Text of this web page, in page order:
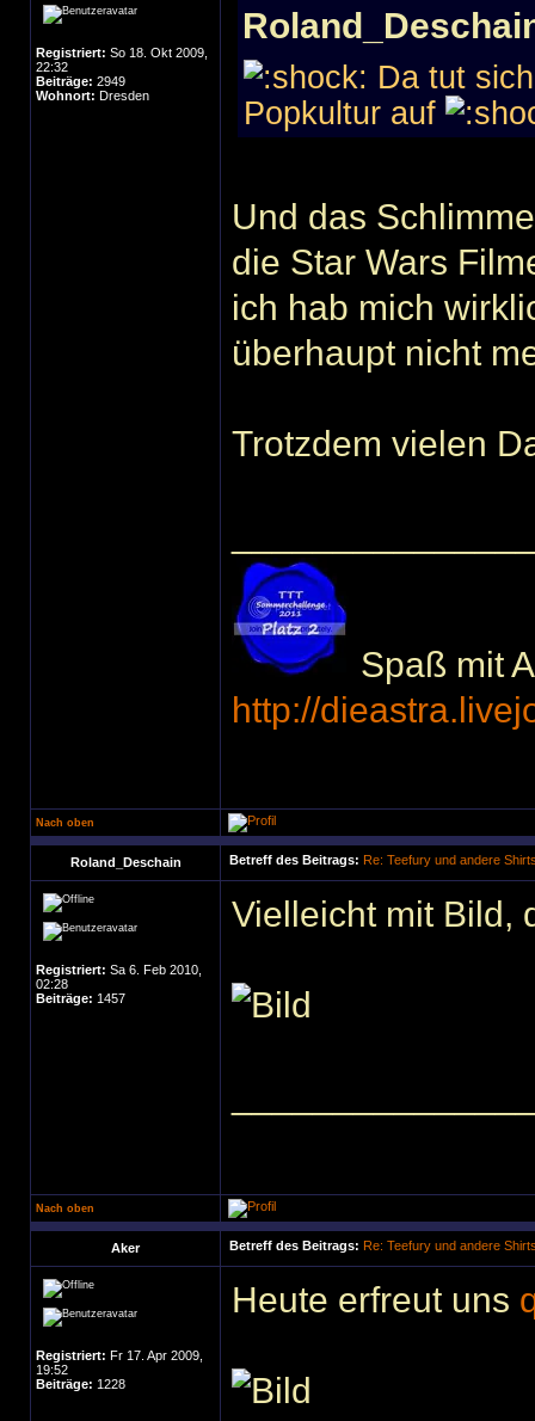
Registriert: So 18. Okt 2009,
22:32
Beiträge: 2949
Wohnort: Dresden
Da tut
Popkultur auf
Und das
die Star Wars
ich hab mich
überhaupt nicht
Trotzdem vielen
Spaß mit
http://
Nach oben
Roland_Deschain Betreff des Beitrags: Re: Teefury und andere
Registriert: Sa 6. Feb 2010,
02:28
Beiträge: 1457
Vielleicht mit Bild,
Nach oben
Aker Betreff des Beitrags: Re: Teefury und andere
Registriert: Fr 17. Apr 2009,
19:52
Beiträge: 1228
Heute erfreut uns